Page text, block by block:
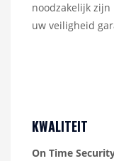
noodzakelijk
uw veiligheid
KWALITEIT
On Time